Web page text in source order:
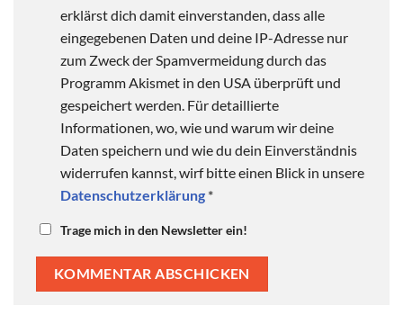
erklärst dich damit einverstanden, dass alle
eingegebenen Daten und deine IP-Adresse nur
zum Zweck der Spamvermeidung durch das
Programm Akismet in den USA überprüft und
gespeichert werden. Für detaillierte
Informationen, wo, wie und warum wir deine
Daten speichern und wie du dein Einverständnis
widerrufen kannst, wirf bitte einen Blick in unsere
Datenschutzerklärung *
Trage mich in den Newsletter ein!